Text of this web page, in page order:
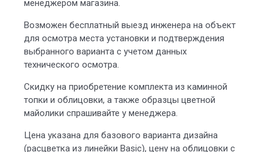
менеджером магазина.
Возможен бесплатный выезд инженера на объект
для осмотра места установки и подтверждения
выбранного варианта с учетом данных
технического осмотра.
Скидку на приобретение комплекта из каминной
топки и облицовки, а также образцы цветной
майолики спрашивайте у менеджера.
Цена указана для базового варианта дизайна
(расцветка из линейки Basic), цену на облицовки с